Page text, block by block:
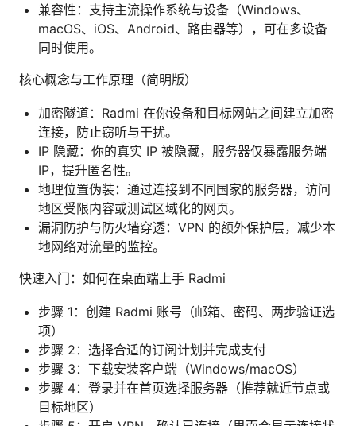
兼容性：支持主流操作系统与设备（Windows、
macOS、iOS、Android、路由器等），可在多设备
同时使用。
核心概念与工作原理（简明版）
加密隧道：Radmi 在你设备和目标网站之间建立加密
连接，防止窃听与干扰。
IP 隐藏：你的真实 IP 被隐藏，服务器仅暴露服务端
IP，提升匿名性。
地理位置伪装：通过连接到不同国家的服务器，访问
地区受限内容或测试区域化的网页。
漏洞防护与防火墙穿透：VPN 的额外保护层，减少本
地网络对流量的监控。
快速入门：如何在桌面端上手 Radmi
步骤 1：创建 Radmi 账号（邮箱、密码、两步验证选
项）
步骤 2：选择合适的订阅计划并完成支付
步骤 3：下载安装客户端（Windows/macOS）
步骤 4：登录并在首页选择服务器（推荐就近节点或
目标地区）